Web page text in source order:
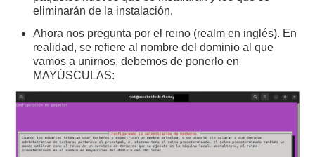
eliminarán de la instalación.
Ahora nos pregunta por el reino (realm en inglés). En
realidad, se refiere al nombre del dominio al que
vamos a unirnos, debemos de ponerlo en
MAYÚSCULAS: